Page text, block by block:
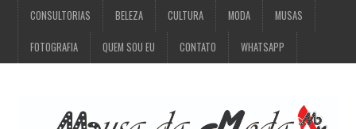
CONSULTORIAS BELEZA CULTURA MODA MUSAS
FOTOGRAFIA QUEM SOU EU CONTATO WHATSAPP